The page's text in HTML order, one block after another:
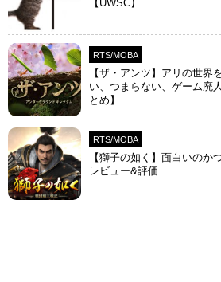
【UWSC】
RTS/MOBA
【ザ・アンツ】アリの世界
い、つまらない、ゲーム廃
とめ】
RTS/MOBA
【獅子の如く】面白いのか
レビュー&評価